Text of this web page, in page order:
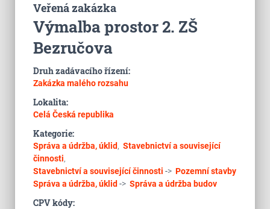
Veřená zakázka
Výmalba prostor 2. ZŠ
Bezručova
Druh zadávacího řízení:
Zakázka malého rozsahu
Lokalita:
Celá Česká republika
Kategorie:
Správa a údržba, úklid, Stavebnictví a související
činnosti,
Stavebnictví a související činnosti -> Pozemní stavby
Správa a údržba, úklid -> Správa a údržba budov
CPV kódy: